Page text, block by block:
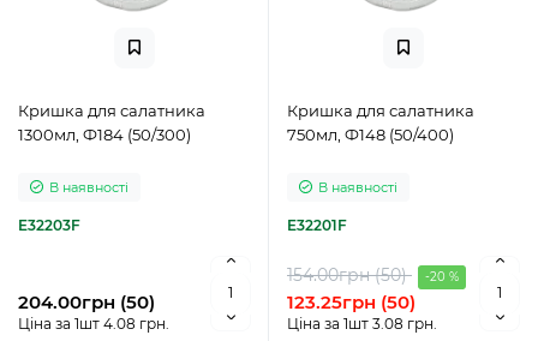
Кришка для салатника
1300мл, Ф184 (50/300)
В наявності
E32203F
204.00грн (50)
Ціна за 1шт 4.08 грн.
Кришка для салатника
750мл, Ф148 (50/400)
В наявності
E32201F
154.00грн (50) -20 %
123.25грн (50)
Ціна за 1шт 3.08 грн.